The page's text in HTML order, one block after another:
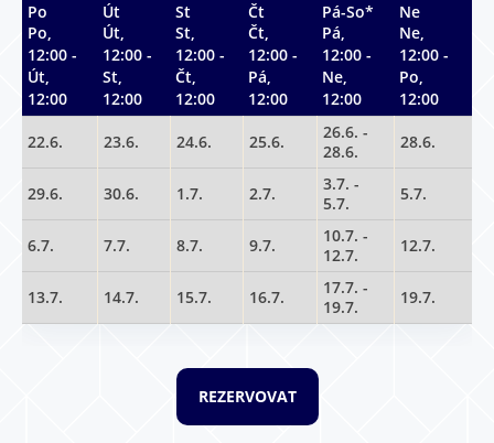
Po
Po,
12:00 -
Út,
12:00
Út
Út,
12:00 -
St,
12:00
St
St,
12:00 -
Čt,
12:00
Čt
Čt,
12:00 -
Pá,
12:00
Pá-So*
Pá,
12:00 -
Ne,
12:00
Ne
Ne,
12:00 -
Po,
12:00
22.6. 23.6. 24.6. 25.6.
26.6. -
28.6.
28.6.
29.6. 30.6. 1.7. 2.7.
3.7. -
5.7.
5.7.
6.7. 7.7. 8.7. 9.7.
10.7. -
12.7.
12.7.
13.7. 14.7. 15.7. 16.7.
17.7. -
19.7.
19.7.